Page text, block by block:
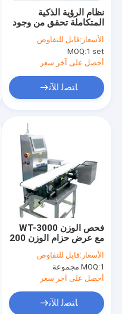
معلومات عنا
جولة في المعمل
مراقبة الجودة
اتصل بنا
اطلب اقتباس
FAQ
نظام الرؤية الذكية
المتكاملة تحقق من وجود
العلامة
الأسعار:قابل للتفاوض
MOQ:1 set
أحصل على آخر سعر
ﺎﺘﺼﻟ ﺍﻶﻧ
فحص الوزن WT-3000
مع عرض حزام الوزن 200
ملم
الأسعار:قابل للتفاوض
MOQ:1 مجموعة
أحصل على آخر سعر
ﺎﺘﺼﻟ ﺍﻶﻧ